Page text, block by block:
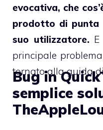
evocativa, che
prodotto di punta
suo utilizzatore.
principale
tornato alla guida
Bug in
semplice